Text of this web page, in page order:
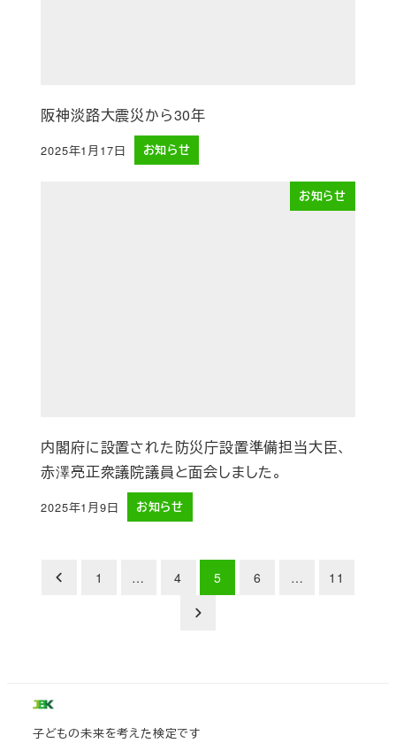
阪神淡路大震災から30年
投稿日
2025年1月17日 お知らせ
お知らせ
内閣府に設置された防災庁設置準備担当大臣、
赤澤亮正衆議院議員と面会しました。
投稿日
2025年1月9日 お知らせ
ー
1 … 4 5 6 … 11
子どもの未来を考えた検定です